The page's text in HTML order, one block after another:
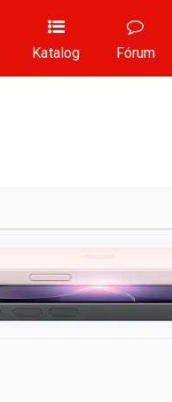
Katalog Fórum